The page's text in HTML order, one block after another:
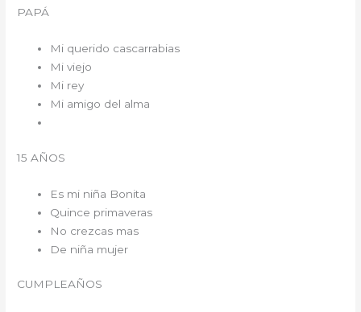
PAPÁ
Mi querido cascarrabias
Mi viejo
Mi rey
Mi amigo del alma
15 AÑOS
Es mi niña Bonita
Quince primaveras
No crezcas mas
De niña mujer
CUMPLEAÑOS